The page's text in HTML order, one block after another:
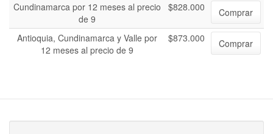
Cundinamarca por 12 meses al precio
de 9
$828.000 Comprar
Antioquia, Cundinamarca y Valle por
12 meses al precio de 9
$873.000 Comprar